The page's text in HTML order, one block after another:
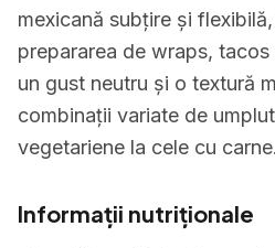
mexicană subțire și
prepararea de wraps, tacos
un gust neutru și o textură
combinații variate de
vegetariene la cele cu carne.
Informații nutriționale